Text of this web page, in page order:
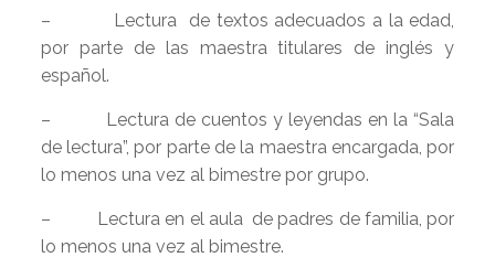
– Lectura de textos adecuados a la edad,
por parte de las maestra titulares de inglés y
español.
– Lectura de cuentos y leyendas en la “Sala
de lectura”, por parte de la maestra encargada, por
lo menos una vez al bimestre por grupo.
– Lectura en el aula de padres de familia, por
lo menos una vez al bimestre.